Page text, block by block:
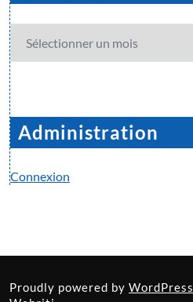
Archives
Administration
Connexion
Proudly powered by WordPress